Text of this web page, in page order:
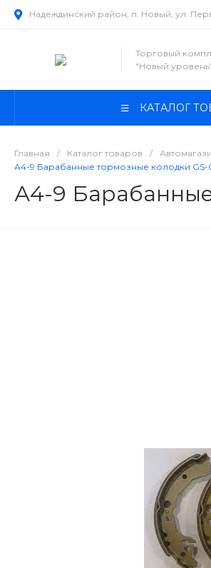
Надеждинский район, п. Новый, ул.
Торговый
"Новый
КАТАЛОГ
Главная / Каталог товаров /
А4-9 Барабанные тормозные колодки GS-
А4-9